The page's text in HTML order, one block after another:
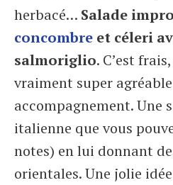
herbacé… Salade
concombre et céleri
salmoriglio. C’est
vraiment super
accompagnement. Une
italienne que vous
notes) en lui donnant
orientales. Une jolie